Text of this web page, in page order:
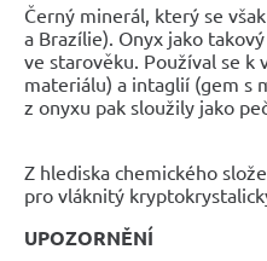
Černý minerál, který se
a Brazílie). Onyx jako
ve starověku. Používal se
materiálu) a intaglií (gem s
z onyxu pak sloužily jako
Z hlediska chemického
pro vláknitý
UPOZORNĚNÍ